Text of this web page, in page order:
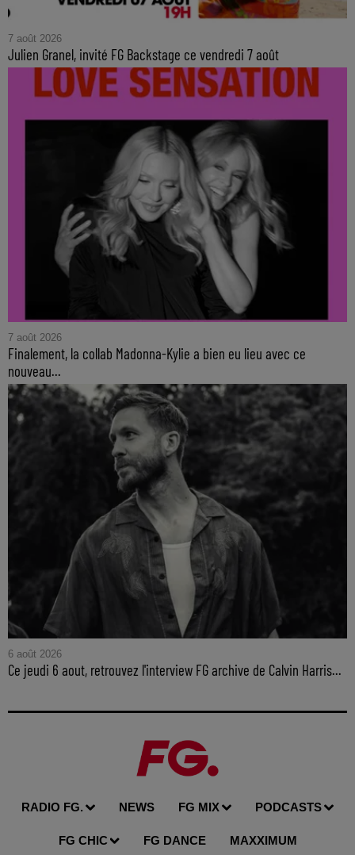
7 août 2026
Julien Granel, invité FG Backstage ce vendredi 7 août
7 août 2026
Finalement, la collab Madonna-Kylie a bien eu lieu avec ce
nouveau...
6 août 2026
Ce jeudi 6 aout, retrouvez l'interview FG archive de Calvin Harris...
RADIO FG. NEWS FG MIX PODCASTS
FG CHIC FG DANCE MAXXIMUM